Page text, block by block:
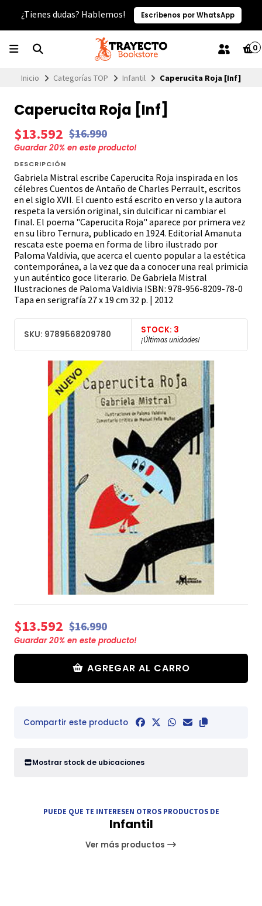
¿Tienes dudas? Hablemos! Escríbenos por WhatsApp
0
Inicio Categorías TOP Infantil Caperucita Roja [Inf]
Caperucita Roja [Inf]
$13.592 $16.990
Guardar20% en este producto!
DESCRIPCIÓN
Gabriela Mistral escribe Caperucita Roja inspirada en los
célebres Cuentos de Antaño de Charles Perrault, escritos
en el siglo XVII. El cuento está escrito en verso y la autora
respeta la versión original, sin dulcificar ni cambiar el
final. El poema "Caperucita Roja" aparece por primera vez
en su libro Ternura, publicado en 1924. Editorial Amanuta
rescata este poema en forma de libro ilustrado por
Paloma Valdivia, que acerca el cuento popular a la estética
contemporánea, a la vez que da a conocer una real primicia
y un auténtico goce literario. De Gabriela Mistral
Ilustraciones de Paloma Valdivia ISBN: 978-956-8209-78-0
Tapa en serigrafía 27 x 19 cm 32 p. | 2012
SKU: 9789568209780 STOCK: 3
¡Últimas unidades!
$13.592 $16.990
Guardar20% en este producto!
AGREGAR AL CARRO
Compartir este producto
Mostrar stock de ubicaciones
PUEDE QUE TE INTERESEN OTROS PRODUCTOS DE
Infantil
Ver más productos